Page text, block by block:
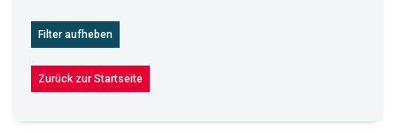
Filter aufheben
Zurück zur Startseite